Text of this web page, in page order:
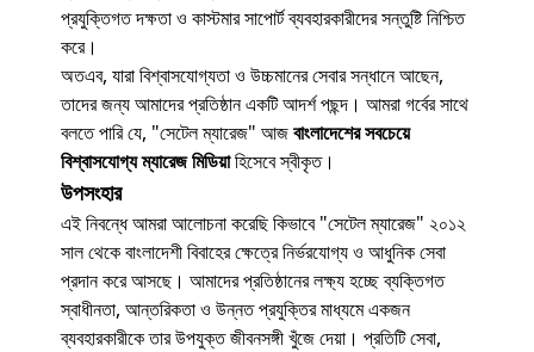
প্রযুক্তিগত দক্ষতা ও কাস্টমার সাপোর্ট ব্যবহারকারীদের সন্তুষ্টি নিশ্চিত
করে।
অতএব, যারা বিশ্বাসযোগ্যতা ও উচ্চমানের সেবার সন্ধানে আছেন,
তাদের জন্য আমাদের প্রতিষ্ঠান একটি আদর্শ পছন্দ। আমরা গর্বের সাথে
বলতে পারি যে, "সেটেল ম্যারেজ" আজবাংলাদেশের সবচেয়ে
বিশ্বাসযোগ্য ম্যারেজ মিডিয়াহিসেবে স্বীকৃত।
উপসংহার
এই নিবন্ধে আমরা আলোচনা করেছি কিভাবে "সেটেল ম্যারেজ" ২০১২
সাল থেকে বাংলাদেশী বিবাহের ক্ষেত্রে নির্ভরযোগ্য ও আধুনিক সেবা
প্রদান করে আসছে। আমাদের প্রতিষ্ঠানের লক্ষ্য হচ্ছে ব্যক্তিগত
স্বাধীনতা, আন্তরিকতা ও উন্নত প্রযুক্তির মাধ্যমে একজন
ব্যবহারকারীকে তার উপযুক্ত জীবনসঙ্গী খুঁজে দেয়া। প্রতিটি সেবা,